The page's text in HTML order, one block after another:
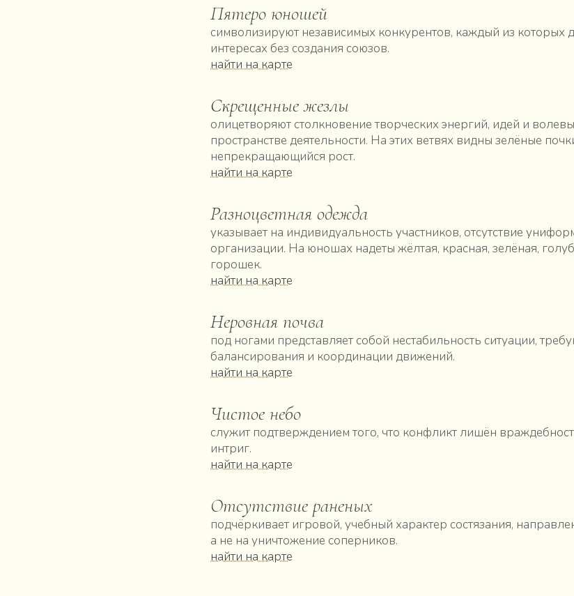
Пятеро юношей
символизируют независимых конкурентов, каждый из которых
интересах без создания союзов.
найти на карте
Скрещенные жезлы
олицетворяют столкновение творческих энергий, идей и
пространстве деятельности. На этих ветвях видны зелёные
непрекращающийся рост.
найти на карте
Разноцветная одежда
указывает на индивидуальность участников, отсутствие
организации. На юношах надеты жёлтая, красная, зелёная,
горошек.
найти на карте
Неровная почва
под ногами представляет собой нестабильность ситуации,
балансирования и координации движений.
найти на карте
Чистое небо
служит подтверждением того, что конфликт лишён
интриг.
найти на карте
Отсутствие раненых
подчёркивает игровой, учебный характер состязания,
а не на уничтожение соперников.
найти на карте